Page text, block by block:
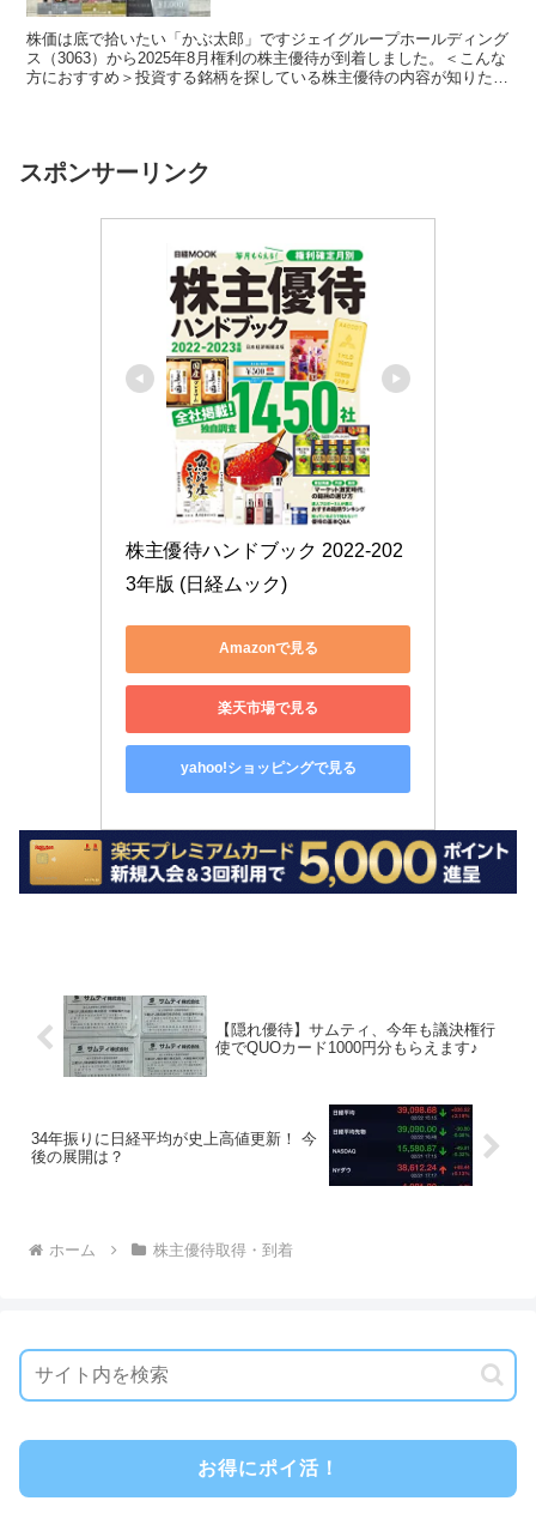
株価は底で拾いたい「かぶ太郎」ですジェイグループホールディング
ス（3063）から2025年8月権利の株主優待が到着しました。＜こんな
方におすすめ＞投資する銘柄を探している株主優待の内容が知りたい
スポンサーリンク
株主優待ハンドブック 2022-202
3年版 (日経ムック)
Amazonで見る
楽天市場で見る
yahoo!ショッピングで見る
【隠れ優待】サムティ、今年も議決権行
使でQUOカード1000円分もらえます♪
34年振りに日経平均が史上高値更新！ 今
後の展開は？
ホーム 株主優待取得・到着
お得にポイ活！